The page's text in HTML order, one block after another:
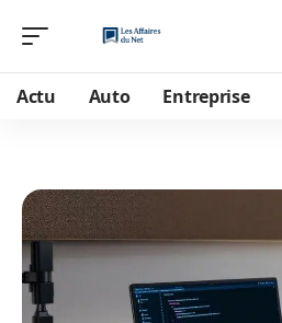
Actu Auto Entreprise